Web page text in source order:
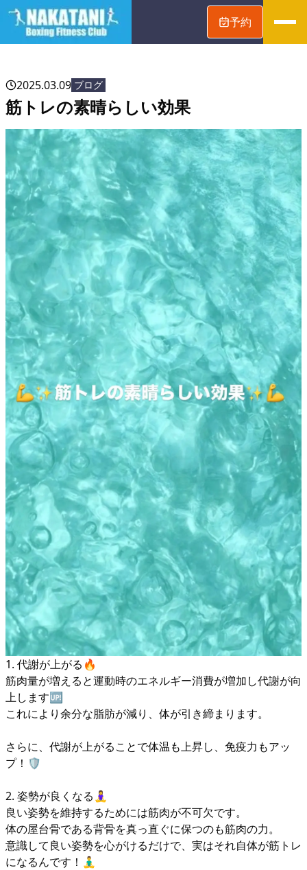
予約
2025.03.09 ブログ
筋トレの素晴らしい効果
1. 代謝が上がる🔥
筋肉量が増えると運動時のエネルギー消費が増加し代謝が向
上します🆙
これにより余分な脂肪が減り、体が引き締まります。
さらに、代謝が上がることで体温も上昇し、免疫力もアッ
プ！🛡
2. 姿勢が良くなる🧘‍♀️
良い姿勢を維持するためには筋肉が不可欠です。
体の屋台骨である背骨を真っ直ぐに保つのも筋肉の力。
意識して良い姿勢を心がけるだけで、実はそれ自体が筋トレ
になるんです！🧘‍♂️